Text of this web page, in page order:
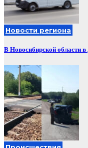
Новости региона
В Новосибирской области